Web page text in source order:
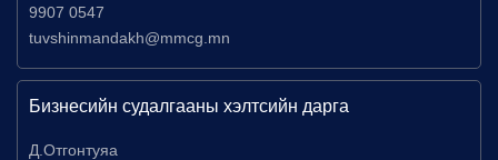
9907 0547
tuvshinmandakh@mmcg.mn
Бизнесийн судалгааны хэлтсийн дарга
Д.Отгонтуяа